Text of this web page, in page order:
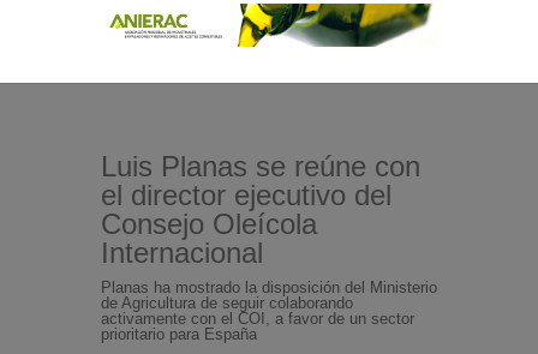
Luis Planas se reúne con
el director ejecutivo del
Consejo Oleícola
Internacional
Planas ha mostrado la disposición del Ministerio
de Agricultura de seguir colaborando
activamente con el COI, a favor de un sector
prioritario para España